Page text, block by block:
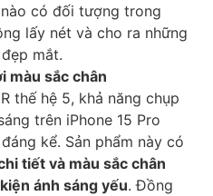
có đối tượng trong
lấy nét và cho ra những
mắt.
màu sắc chân
thế hệ 5, khả năng chụp
trên iPhone 15 Pro
kể. Sản phẩm này có
tiết và màu sắc chân
ánh sáng yếu. Đồng